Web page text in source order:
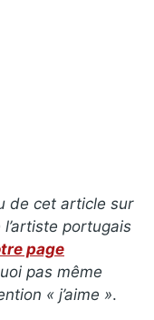
de cet article sur
portugais
page
pas même
« j’aime ».